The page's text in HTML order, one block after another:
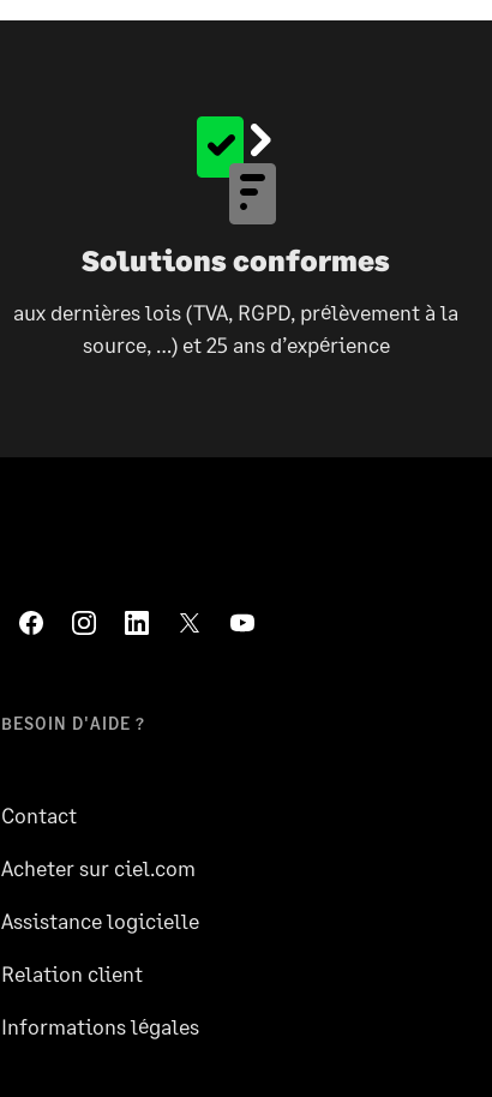
Solutions conformes
aux dernières lois (TVA, RGPD, prélèvement à la
source, …) et 25 ans d’expérience
BESOIN D'AIDE ?
Contact
Acheter sur ciel.com
Assistance logicielle
Relation client
Informations légales